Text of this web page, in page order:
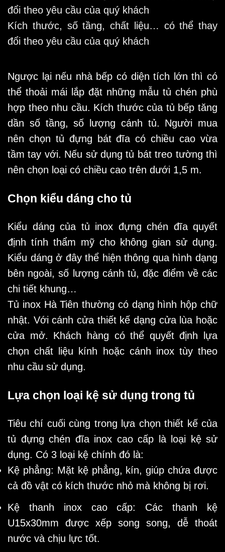
Kích thước, số tầng, chất liệu… có thể thay
đổi theo yêu cầu của quý khách
Ngược lại nếu nhà bếp có diện tích lớn thì có
thể thoải mái lắp đặt những mẫu tủ chén phù
hợp theo nhu cầu. Kích thước của tủ bếp tăng
dần số tầng, số lượng cánh tủ. Người mua
nên chọn tủ đựng bát đĩa có chiều cao vừa
tầm tay với. Nếu sử dụng tủ bát treo tường thì
nên chọn loại có chiều cao trên dưới 1,5 m.
Chọn kiểu dáng cho tủ
Kiểu dáng của tủ inox đựng chén đĩa quyết
định tính thẩm mỹ cho không gian sử dụng.
Kiểu dáng ở đây thể hiện thông qua hình dạng
bên ngoài, số lượng cánh tủ, đặc điểm về các
chi tiết khung…
Tủ inox Hà Tiên thường có dạng hình hộp chữ
nhật. Với cánh cửa thiết kế dạng cửa lùa hoặc
cửa mở. Khách hàng có thể quyết định lựa
chọn chất liệu kính hoặc cánh inox tùy theo
nhu cầu sử dụng.
Lựa chọn loại kệ sử dụng trong tủ
Tiêu chí cuối cùng trong lựa chọn thiết kế của
tủ đựng chén đĩa inox cao cấp là loại kệ sử
dụng. Có 3 loại kệ chính đó là:
Kệ phẳng: Mặt kệ phẳng, kín, giúp chứa được
cả đồ vật có kích thước nhỏ mà không bị rơi.
Kệ thanh inox cao cấp: Các thanh kệ
U15x30mm được xếp song song, dễ thoát
nước và chịu lực tốt.